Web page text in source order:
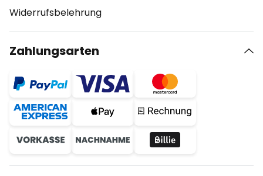
Widerrufsbelehrung
Zahlungsarten